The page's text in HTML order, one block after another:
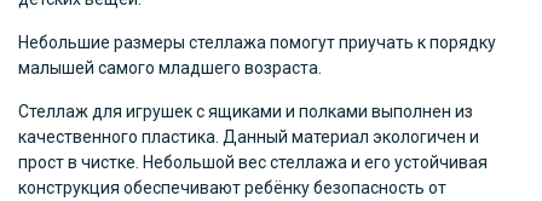
Небольшие размеры стеллажа помогут приучать к порядку
малышей самого младшего возраста.
Стеллаж для игрушек с ящиками и полками выполнен из
качественного пластика. Данный материал экологичен и
прост в чистке. Небольшой вес стеллажа и его устойчивая
конструкция обеспечивают ребёнку безопасность от